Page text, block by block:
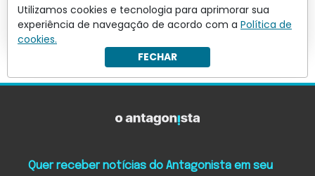
Leia mais comentários
Utilizamos cookies e tecnologia para aprimorar sua
experiência de navegação de acordo com a Política de
cookies.
FECHAR
Quer receber notícias do Antagonista em seu